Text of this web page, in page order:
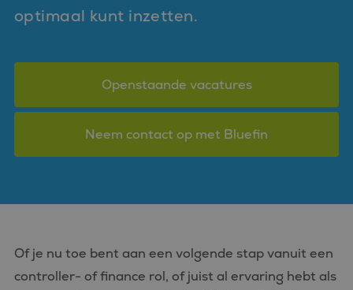
optimaal kunt inzetten.
Openstaande vacatures
Neem contact op met Bluefin
Of je nu toe bent aan een volgende stap vanuit een
controller- of finance rol, of juist al ervaring hebt als